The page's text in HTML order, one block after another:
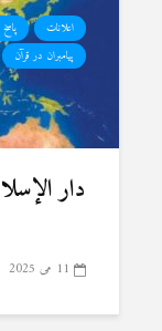
اعلانات
پیامبران در قرآن
دار
11 می 2025